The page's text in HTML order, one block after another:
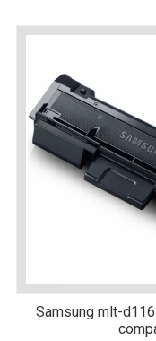
matriceale?
tuș din cartușele
imprimantei
Vrei să știi cum se
un cartuș? Iată
explicații care-ți
bine
O recapitulare
avantaje clare ale
imprimantelor de
Întreținerea
4 aplicații care te
să devii mai
Samsung mlt-